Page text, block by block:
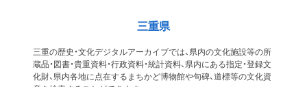
三重県
三重の歴史・文化デジタルアーカイブでは、県内の文化施設等の所
蔵品・図書・貴重資料・行政資料・統計資料、県内にある指定・登録文
化財、県内各地に点在するまちかど博物館や句碑、道標等の文化資